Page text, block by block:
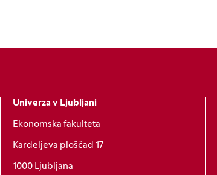
Univerza v Ljubljani
Ekonomska fakulteta
Kardeljeva ploščad 17
1000 Ljubljana